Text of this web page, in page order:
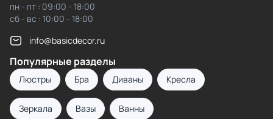
пн - пт : 09:00 - 18:00
сб - вс : 10:00 - 18:00
info@basicdecor.ru
Популярные разделы
Люстры Бра Диваны Кресла
Зеркала Вазы Ванны